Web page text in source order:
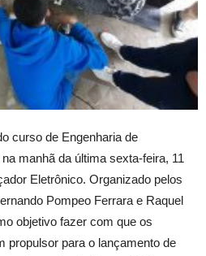
curso de Engenharia de
manhã da última sexta-feira, 11
Eletrônico. Organizado pelos
Pompeo Ferrara e Raquel
objetivo fazer com que os
propulsor para o lançamento de